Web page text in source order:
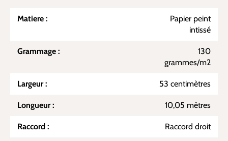
Matiere :
Papier peint
intissé
Grammage :
130
grammes/m2
Largeur : 53 centimètres
Longueur : 10,05 mètres
Raccord : Raccord droit